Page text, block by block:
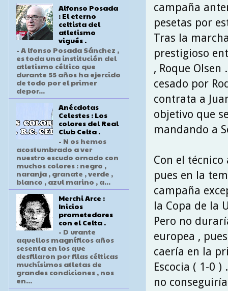
campaña
pesetas por
Tras la
prestigioso
, Roque
cesado por
contrata a
objetivo que
mandando a
Con el
pues en la
campaña
la Copa de la
Pero no
europea ,
caería en la
Escocia ( 1-0
no
Alfonso Posada
: El eterno
celtista del
atletismo
vigués .
- A lfonso Posada Sánchez ,
es toda una institución del
atletismo céltico que
durante 55 años ha ejercido
de todo por el primer
depor...
Anécdotas
Celestes : Los
colores del Real
Club Celta .
- N os hemos
acostumbrado a ver
nuestro escudo ornado con
muchos colores : negro ,
naranja , granate , verde ,
blanco , azul marino , a...
Merchi Arce :
Inicios
prometedores
con el Celta .
- D urante
aquellos magníficos años
sesenta en los que
desfilaron por filas célticas
muchísimos atletas de
grandes condiciones , nos
en...